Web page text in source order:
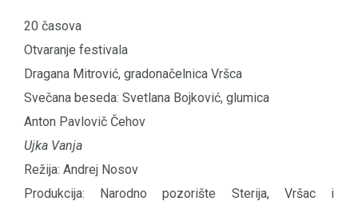
20 časova
Otvaranje festivala
Dragana Mitrović, gradonačelnica Vršca
Svečana beseda: Svetlana Bojković, glumica
Anton Pavlovič Čehov
Ujka Vanja
Režija: Andrej Nosov
Produkcija: Narodno pozorište Sterija, Vršac i